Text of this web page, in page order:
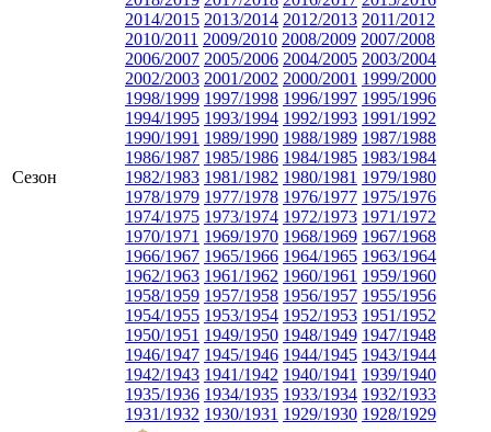
Сезон
2014/2015 2013/2014 2012/2013 2011/2012
2010/2011 2009/2010 2008/2009 2007/2008
2006/2007 2005/2006 2004/2005 2003/2004
2002/2003 2001/2002 2000/2001 1999/2000
1998/1999 1997/1998 1996/1997 1995/1996
1994/1995 1993/1994 1992/1993 1991/1992
1990/1991 1989/1990 1988/1989 1987/1988
1986/1987 1985/1986 1984/1985 1983/1984
1982/1983 1981/1982 1980/1981 1979/1980
1978/1979 1977/1978 1976/1977 1975/1976
1974/1975 1973/1974 1972/1973 1971/1972
1970/1971 1969/1970 1968/1969 1967/1968
1966/1967 1965/1966 1964/1965 1963/1964
1962/1963 1961/1962 1960/1961 1959/1960
1958/1959 1957/1958 1956/1957 1955/1956
1954/1955 1953/1954 1952/1953 1951/1952
1950/1951 1949/1950 1948/1949 1947/1948
1946/1947 1945/1946 1944/1945 1943/1944
1942/1943 1941/1942 1940/1941 1939/1940
1935/1936 1934/1935 1933/1934 1932/1933
1931/1932 1930/1931 1929/1930 1928/1929